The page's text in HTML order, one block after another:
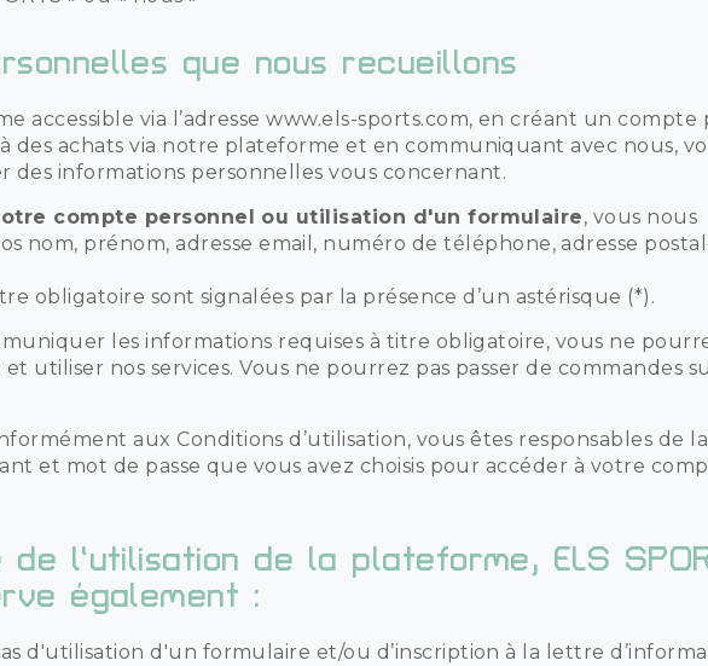
que nous recueillons
accessible via l’adresse www.els-sports.com, en créant un compte
des achats via notre plateforme et en communiquant avec nous,
des informations personnelles vous concernant.
compte personnel ou utilisation d'un formulaire, vous nous
nom, prénom, adresse email, numéro de téléphone, adresse
obligatoire sont signalées par la présence d’un astérisque (*).
les informations requises à titre obligatoire, vous ne
utiliser nos services. Vous ne pourrez pas passer de commandes
aux Conditions d’utilisation, vous êtes responsables de la
et mot de passe que vous avez choisis pour accéder à votre
l’utilisation de la plateforme, ELS
également :
d'utilisation d'un formulaire et/ou d’inscription à la lettre